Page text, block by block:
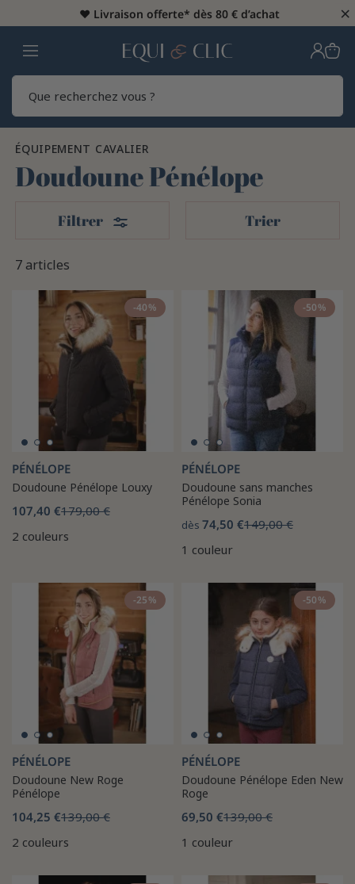
♥️ Livraison offerte* dès 80 € d’achat ×
Home
ÉQUIPEMENT CAVALIER
Doudoune Pénélope
7 articles
Filtrer Filters Trier
-40%
PÉNÉLOPE
Doudoune Pénélope Louxy
107,40 €179,00 €
2 couleurs
-50%
PÉNÉLOPE
Doudoune sans manches
Pénélope Sonia
dès 74,50 €149,00 €
1 couleur
-25%
PÉNÉLOPE
Doudoune New Roge
Pénélope
104,25 €139,00 €
2 couleurs
-50%
PÉNÉLOPE
Doudoune Pénélope Eden New
Roge
69,50 €139,00 €
1 couleur